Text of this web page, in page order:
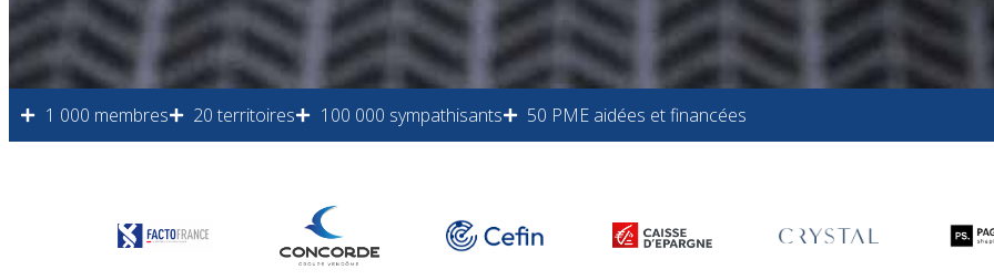
1 000 membres 20 territoires 100 000 sympathisants 50 PME aidées et financées